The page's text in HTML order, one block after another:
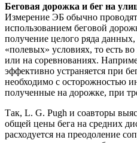
Беговая дорожка и бег на
Измерение ЭБ обычно
использованием беговой
получение целого ряда
«полевых» условиях, то есть
или на соревнованиях.
эффективно устраняется при
необходимо с осторожностью
полученные на дорожке, при
Так, L. G. Pugh и соавторы
общей цены бега на средних
расходуется на преодоление